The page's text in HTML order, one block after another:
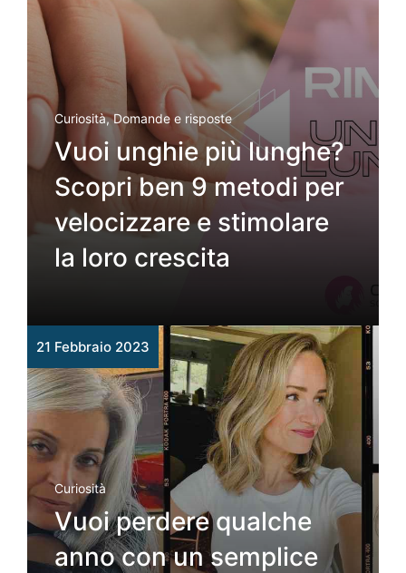
Curiosità,Domande e risposte
Vuoi unghie più lunghe?
Scopri ben 9 metodi per
velocizzare e stimolare
la loro crescita
21 Febbraio 2023
Curiosità
Vuoi perdere qualche
anno con un semplice